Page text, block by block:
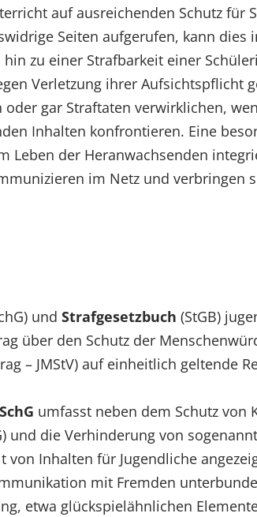
auf ausreichenden Schutz für
Seiten aufgerufen, kann dies
zu einer Strafbarkeit einer
Verletzung ihrer Aufsichtspflicht
gar Straftaten verwirklichen,
Inhalten konfrontieren. Eine
der Heranwachsenden
im Netz und verbringen
und Strafgesetzbuch (StGB)
über den Schutz der
– JMStV) auf einheitlich geltende
umfasst neben dem Schutz von
und die Verhinderung von
Inhalten für Jugendliche
mit Fremden
etwa glückspielähnlichen